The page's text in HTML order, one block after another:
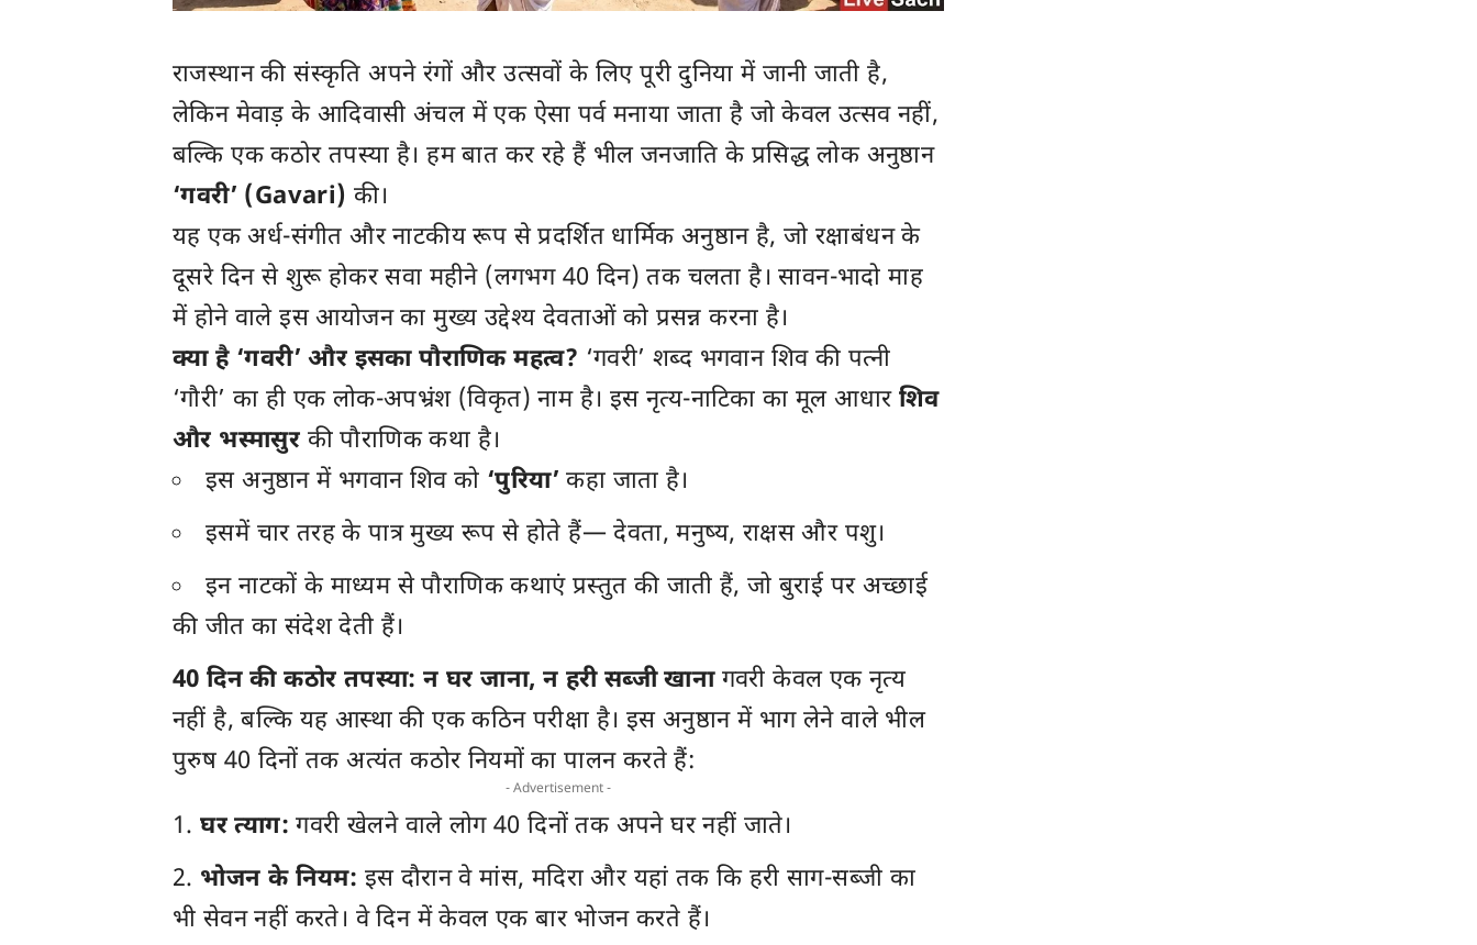
राजस्थान की संस्कृति अपने रंगों और उत्सवों के लिए पूरी दुनिया में जानी जाती है,
लेकिन मेवाड़ के आदिवासी अंचल में एक ऐसा पर्व मनाया जाता है जो केवल उत्सव नहीं,
बल्कि एक कठोर तपस्या है। हम बात कर रहे हैं भील जनजाति के प्रसिद्ध लोक अनुष्ठान
‘गवरी’ (Gavari) की।
यह एक अर्ध-संगीत और नाटकीय रूप से प्रदर्शित धार्मिक अनुष्ठान है, जो रक्षाबंधन के
दूसरे दिन से शुरू होकर सवा महीने (लगभग 40 दिन) तक चलता है। सावन-भादो माह
में होने वाले इस आयोजन का मुख्य उद्देश्य देवताओं को प्रसन्न करना है।
क्या है ‘गवरी’ और इसका पौराणिक महत्व? ‘गवरी’ शब्द भगवान शिव की पत्नी
‘गौरी’ का ही एक लोक-अपभ्रंश (विकृत) नाम है। इस नृत्य-नाटिका का मूल आधार शिव
और भस्मासुर की पौराणिक कथा है।
इस अनुष्ठान में भगवान शिव को ‘पुरिया’ कहा जाता है।
इसमें चार तरह के पात्र मुख्य रूप से होते हैं— देवता, मनुष्य, राक्षस और पशु।
इन नाटकों के माध्यम से पौराणिक कथाएं प्रस्तुत की जाती हैं, जो बुराई पर अच्छाई
की जीत का संदेश देती हैं।
40 दिन की कठोर तपस्या: न घर जाना, न हरी सब्जी खानागवरी केवल एक नृत्य
नहीं है, बल्कि यह आस्था की एक कठिन परीक्षा है। इस अनुष्ठान में भाग लेने वाले भील
पुरुष 40 दिनों तक अत्यंत कठोर नियमों का पालन करते हैं:
- Advertisement -
घर त्याग: गवरी खेलने वाले लोग 40 दिनों तक अपने घर नहीं जाते।
भोजन के नियम: इस दौरान वे मांस, मदिरा और यहां तक कि हरी साग-सब्जी का
भी सेवन नहीं करते। वे दिन में केवल एक बार भोजन करते हैं।